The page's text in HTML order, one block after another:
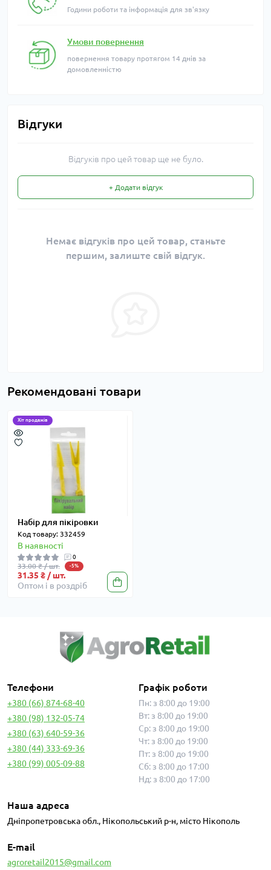
Години роботи та інформація для зв'язку
Умови повернення
повернення товару протягом 14 днів за
домовленністю
Відгуки
Відгуків про цей товар ще не було.
+ Додати відгук
Немає відгуків про цей товар, станьте
першим, залиште свій відгук.
Рекомендовані товари
Хіт продажів
Набір для пікіровки
Код товару: 332459
В наявності
0
33.00 ₴ / шт. -5%
31.35 ₴ / шт.
Оптом і в роздріб
Телефони
+380 (66) 874-68-40
+380 (98) 132-05-74
+380 (63) 640-59-36
+380 (44) 333-69-36
+380 (99) 005-09-88
Графік роботи
Пн: з 8:00 до 19:00
Вт: з 8:00 до 19:00
Ср: з 8:00 до 19:00
Чт: з 8:00 до 19:00
Пт: з 8:00 до 19:00
Сб: з 8:00 до 17:00
Нд: з 8:00 до 17:00
Наша адреса
Дніпропетровська обл., Нікопольський р-н, місто Нікополь
E-mail
agroretail2015@gmail.com